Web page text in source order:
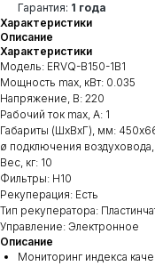
Гарантия: 1 года
Характеристики
Описание
Характеристики
Модель: ERVQ-B150-1B1
Мощность max, кВт: 0.035
Напряжение, В: 220
Рабочий ток max, А: 1
Габариты (ШхВхГ), мм:
ø подключения
Вес, кг: 10
Фильтры: H10
Рекуперация: Есть
Тип рекуператора:
Управление: Электронное
Описание
Мониторинг индекса